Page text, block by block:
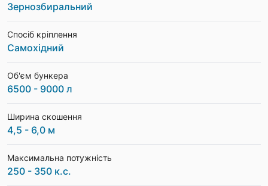
Зернозбиральний
Спосіб кріплення
Самохідний
Об'єм бункера
6500 - 9000 л
Ширина скошення
4,5 - 6,0 м
Максимальна потужність
250 - 350 к.с.